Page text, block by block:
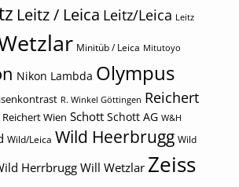
Leitz / Leica Leitz/Leica Leitz
Minitüb / Leica Mitutoyo
Nikon Lambda Olympus
R. Winkel Göttingen Reichert
Reichert Wien Schott Schott AG W&H
Wild/Leica Wild Heerbrugg Wild
Herrbrugg Will Wetzlar Zeiss